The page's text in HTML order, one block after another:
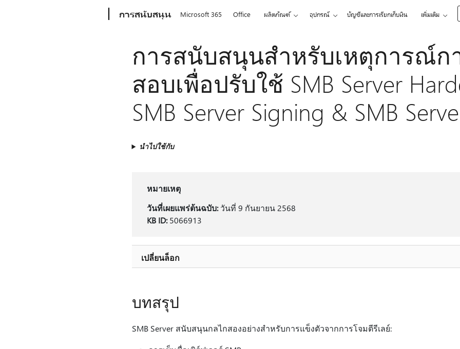
การสนับสนุน Microsoft 365 Office ผลิตภัณฑ์ อุปกรณ์ บัญชีและการเรียกเก็บเงิน เพิ่มเติม
การสนับสนุนสําหรับเหตุการณ์ก
สอบเพื่อปรับใช้ SMB Server
SMB Server Signing & SMB
นำไปใช้กับ
หมายเหตุ
วันที่เผยแพร่ต้นฉบับ:วันที่ 9 กันยายน 2568
KB ID:5066913
เปลี่ยนล็อก
บทสรุป
SMB Server สนับสนุนกลไกสองอย่างสําหรับการแข็งตัวจากการโจมตีรีเลย์: